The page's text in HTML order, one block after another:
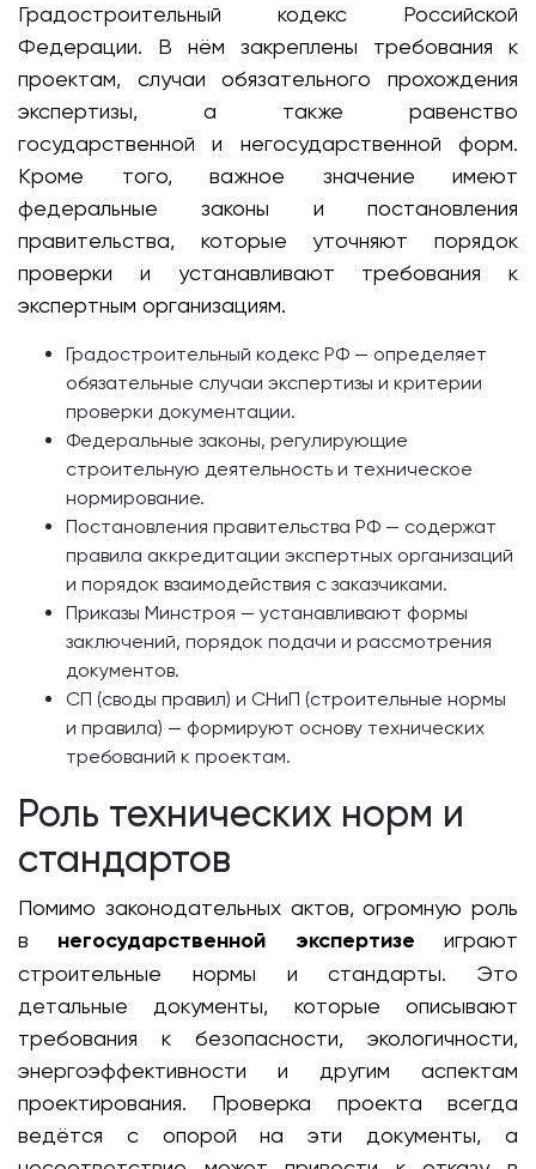
Градостроительный кодекс Российской
Федерации. В нём закреплены требования к
проектам, случаи обязательного прохождения
экспертизы, а также равенство
государственной и негосударственной форм.
Кроме того, важное значение имеют
федеральные законы и постановления
правительства, которые уточняют порядок
проверки и устанавливают требования к
экспертным организациям.
Градостроительный кодекс РФ — определяет
обязательные случаи экспертизы и критерии
проверки документации.
Федеральные законы, регулирующие
строительную деятельность и техническое
нормирование.
Постановления правительства РФ — содержат
правила аккредитации экспертных организаций
и порядок взаимодействия с заказчиками.
Приказы Минстроя — устанавливают формы
заключений, порядок подачи и рассмотрения
документов.
СП (своды правил) и СНиП (строительные нормы
и правила) — формируют основу технических
требований к проектам.
Роль технических норм и
стандартов
Помимо законодательных актов, огромную роль
в негосударственной экспертизе играют
строительные нормы и стандарты. Это
детальные документы, которые описывают
требования к безопасности, экологичности,
энергоэффективности и другим аспектам
проектирования. Проверка проекта всегда
ведётся с опорой на эти документы, а